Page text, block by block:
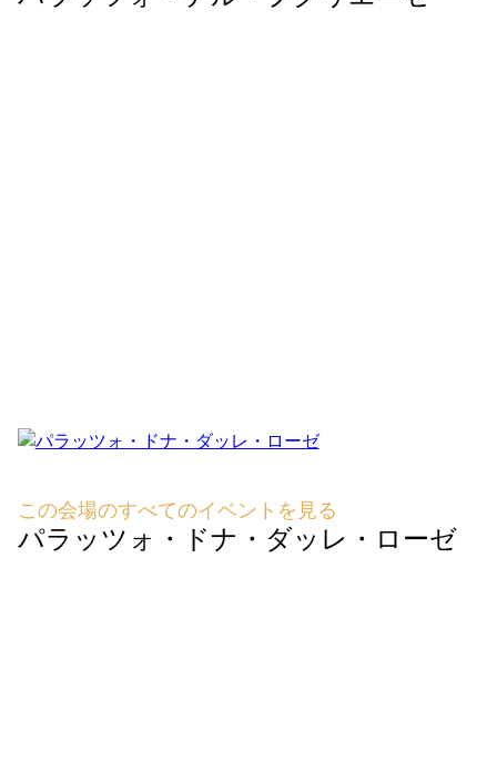
この会場のすべてのイベントを見る
パラッツォ・ドナ・ダッレ・ローゼ